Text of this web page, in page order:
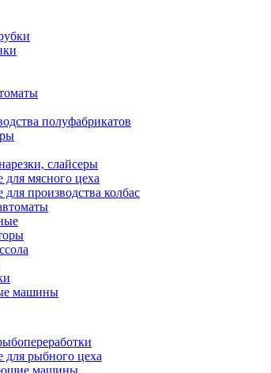
полуфабрикатов
слайсеры
для мясного цеха
производства колбас
машины
для рыбного цеха
машины